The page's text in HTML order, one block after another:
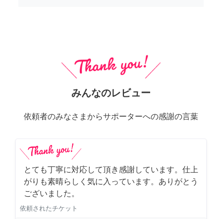
みんなのレビュー
依頼者のみなさまからサポーターへの感謝の言葉
とても丁寧に対応して頂き感謝しています。仕上
がりも素晴らしく気に入っています。ありがとう
ございました。
依頼されたチケット